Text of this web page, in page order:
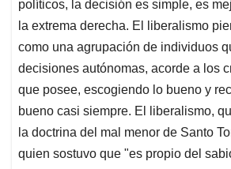
políticos, la decisión es simple, es
la extrema derecha. El liberalismo
como una agrupación de individuos
decisiones autónomas, acorde a los
que posee, escogiendo lo bueno y
bueno casi siempre. El liberalismo,
la doctrina del mal menor de Santo
quien sostuvo que "es propio del